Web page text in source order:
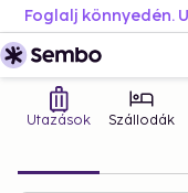
Utazások Szállodák